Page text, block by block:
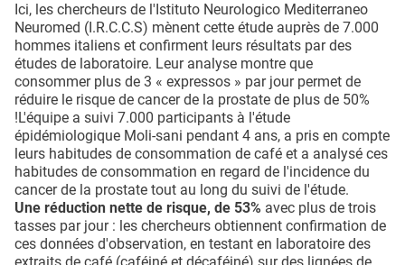
Ici, les chercheurs de l'Istituto Neurologico Mediterraneo
Neuromed (I.R.C.C.S) mènent cette étude auprès de 7.000
hommes italiens et confirment leurs résultats par des
études de laboratoire. Leur analyse montre que
consommer plus de 3 « expressos » par jour permet de
réduire le risque de cancer de la prostate de plus de 50%
!L'équipe a suivi 7.000 participants à l'étude
épidémiologique Moli-sani pendant 4 ans, a pris en compte
leurs habitudes de consommation de café et a analysé ces
habitudes de consommation en regard de l'incidence du
cancer de la prostate tout au long du suivi de l'étude.
Une réduction nette de risque, de 53% avec plus de trois
tasses par jour : les chercheurs obtiennent confirmation de
ces données d'observation, en testant en laboratoire des